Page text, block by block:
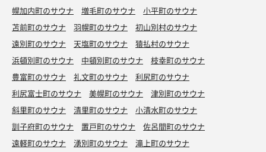
幌加内町のサウナ
増毛町のサウナ
小平町のサウナ
苫前町のサウナ
羽幌町のサウナ
初山別村のサウナ
遠別町のサウナ
天塩町のサウナ
猿払村のサウナ
浜頓別町のサウナ
中頓別町のサウナ
枝幸町のサウナ
豊富町のサウナ
礼文町のサウナ
利尻町のサウナ
利尻富士町のサウナ
美幌町のサウナ
津別町のサウナ
斜里町のサウナ
清里町のサウナ
小清水町のサウナ
訓子府町のサウナ
置戸町のサウナ
佐呂間町のサウナ
遠軽町のサウナ
湧別町のサウナ
滝上町のサウナ